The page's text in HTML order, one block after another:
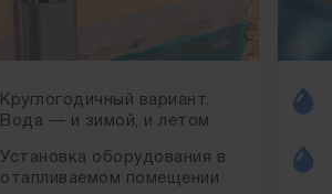
Круглогодичный вариант.
Вода — и зимой, и летом
Установка оборудования в
отапливаемом помещении